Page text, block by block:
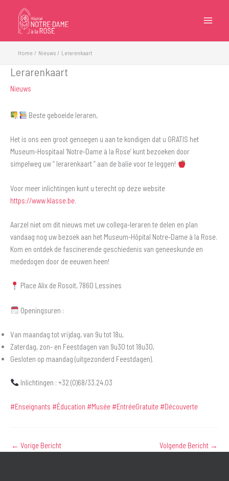
inhoud
Home Nieuws Lerarenkaart
Lerarenkaart
Nieuws
Beste geboeide leraren,
Het is ons een groot genoegen u aan te kondigen dat u GRATIS het
Museum-Hospitaal ‘Notre-Dame à la Rose’ kunt bezoeken door
simpelweg uw “ lerarenkaart ” aan de balie voor te leggen!
Voor meer inlichtingen kunt u terecht op deze website
https://www.klasse.be
Aarzel niet om dit nieuws met uw collega-leraren te delen en plan
vandaag nog uw bezoek aan het Museum-Hôpital Notre-Dame à la Rose.
Kom en ontdek de fascinerende geschiedenis van geneeskunde en
mededogen door de eeuwen heen!
Place Alix de Rosoit, 7860 Lessines
Openingsuren :
Van maandag tot vrijdag, van 9u tot 18u,
Zaterdag, zon- en Feestdagen van 9u30 tot 18u30,
Gesloten op maandag (uitgezonderd Feestdagen).
Inlichtingen : +32 (0)68/33.24.03
#Enseignants #Éducation #Musée #EntréeGratuite #Découverte
← Vorige Bericht Volgende Bericht →